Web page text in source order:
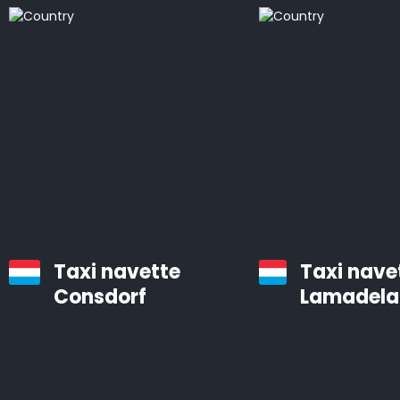
bien entretenues, équipées d’un système de
Le temps est précieux. Vous pouvez gagner des
heures en utilisant Airporttaxis.com plutôt que les
Taxi navette
Consdorf
Taxi